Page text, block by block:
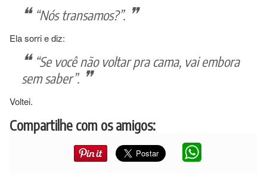
“Nós transamos?”.
Ela sorri e diz:
“Se você não voltar pra cama, vai embora
sem saber”.
Voltei.
Compartilhe com os amigos: